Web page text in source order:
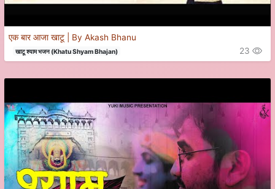
एक बार आजा खाटू | By Akash Bhanu
खाटू श्याम भजन (Khatu Shyam Bhajan) 23